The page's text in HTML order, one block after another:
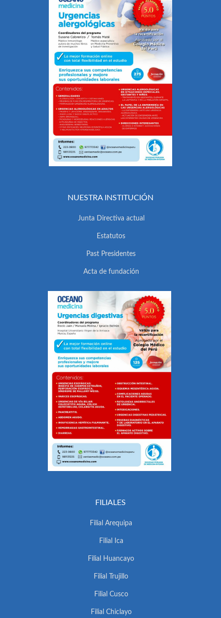
NUESTRA INSTITUCIÓN
Junta Directiva actual
Estatutos
Past Presidentes
Acta de fundación
FILIALES
Filial Arequipa
Filial Ica
Filial Huancayo
Filial Trujillo
Filial Cusco
Filial Chiclayo